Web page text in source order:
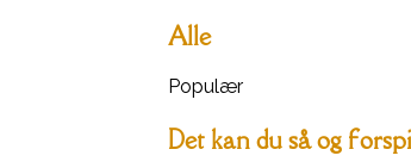
Alle
Populær
Det kan du så og